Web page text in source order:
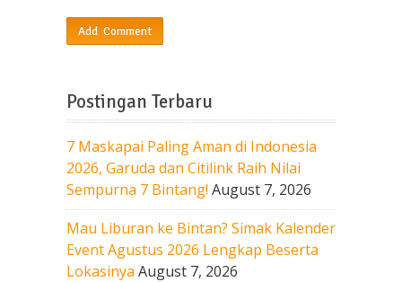
Postingan Terbaru
7 Maskapai Paling Aman di Indonesia
2026, Garuda dan Citilink Raih Nilai
Sempurna 7 Bintang! August 7, 2026
Mau Liburan ke Bintan? Simak Kalender
Event Agustus 2026 Lengkap Beserta
Lokasinya August 7, 2026